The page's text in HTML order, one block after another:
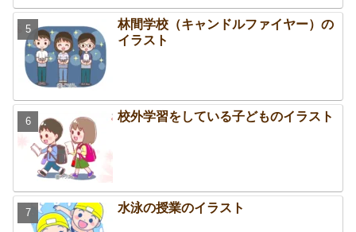
林間学校（キャンドルファイヤー）の
イラスト
校外学習をしている子どものイラスト
水泳の授業のイラスト